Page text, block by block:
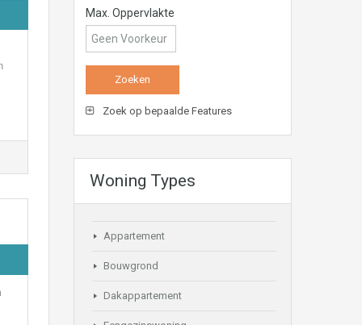
Max. Oppervlakte
Zoek op bepaalde Features
Woning Types
Appartement
Bouwgrond
Dakappartement